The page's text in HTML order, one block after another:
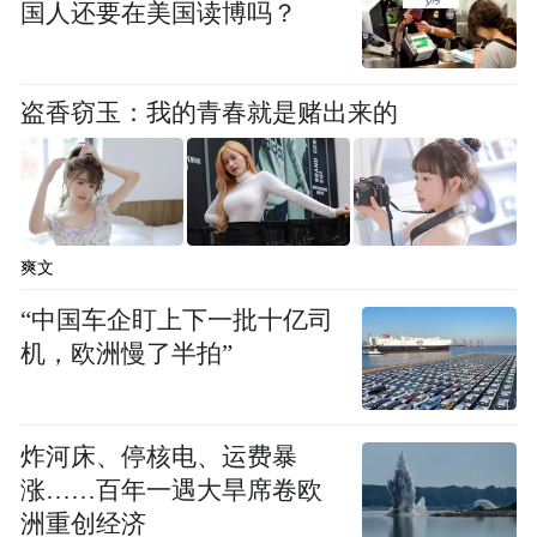
花” 的浪漫奇景。这条线藏着超多小众秘境，
徒步过程中仿佛穿越回古代，和徐霞客来一
冲！
全程线 4小时
适合人群：体力王者、追求极致风景的冒险
家
路线：游客服务中心 → 桂花园 → 将军楼 →
敢挑战这条线的都是狠人！登上金钟峰俯瞰
360° 丹霞全景，连绵的赤壁丹崖尽收眼底，
国人还要在美国读博吗？
盗香窃玉：我的青春就是赌出来的
爽文
“中国车企盯上下一批十亿司
机，欧洲慢了半拍”
炸河床、停核电、运费暴
涨……百年一遇大旱席卷欧
洲重创经济